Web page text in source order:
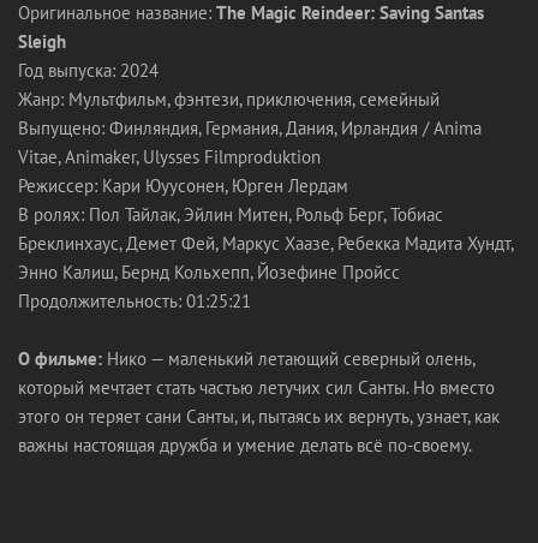
Оригинальное название: The Magic Reindeer: Saving Santas
Sleigh
Год выпуска: 2024
Жанр: Мультфильм, фэнтези, приключения, семейный
Выпущено: Финляндия, Германия, Дания, Ирландия / Anima
Vitae, Animaker, Ulysses Filmproduktion
Режиссер: Кари Юуусонен, Юрген Лердам
В ролях: Пол Тайлак, Эйлин Митен, Рольф Берг, Тобиас
Бреклинхаус, Демет Фей, Маркус Хаазе, Ребекка Мадита Хундт,
Энно Калиш, Бернд Кольхепп, Йозефине Пройсс
Продолжительность: 01:25:21
О фильме: Нико — маленький летающий северный олень,
который мечтает стать частью летучих сил Санты. Но вместо
этого он теряет сани Санты, и, пытаясь их вернуть, узнает, как
важны настоящая дружба и умение делать всё по-своему.